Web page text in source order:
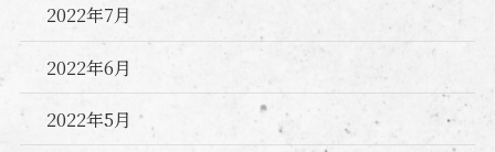
2022年7月
2022年6月
2022年5月